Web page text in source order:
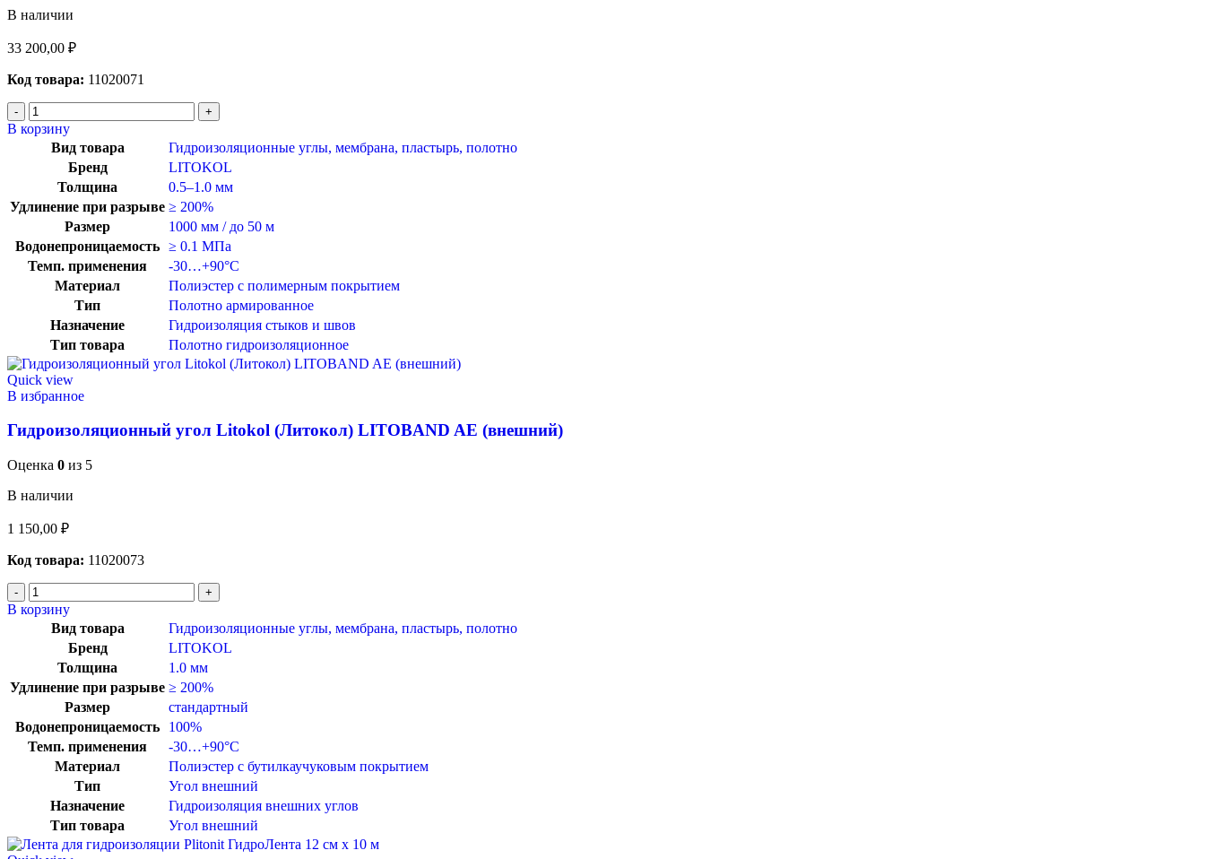
В наличии
33 200,00 ₽
Код товара: 11020071
В корзину
Вид товара
Гидроизоляционные углы, мембрана, пластырь, полотно
Бренд
LITOKOL
Толщина
0.5–1.0 мм
Удлинение при разрыве ≥ 200%
Размер
1000 мм / до 50 м
Водонепроницаемость ≥ 0.1 МПа
Темп. применения
-30…+90°C
Материал
Полиэстер с полимерным покрытием
Тип
Полотно армированное
Назначение
Гидроизоляция стыков и швов
Тип товара
Полотно гидроизоляционное
Quick view
В избранное
Гидроизоляционный угол Litokol (Литокол) LITOBAND AE (внешний)
Оценка 0 из 5
В наличии
1 150,00 ₽
Код товара: 11020073
В корзину
Вид товара
Гидроизоляционные углы, мембрана, пластырь, полотно
Бренд
LITOKOL
Толщина
1.0 мм
Удлинение при разрыве ≥ 200%
Размер
стандартный
Водонепроницаемость
100%
Темп. применения
-30…+90°C
Материал
Полиэстер с бутилкаучуковым покрытием
Тип
Угол внешний
Назначение
Гидроизоляция внешних углов
Тип товара
Угол внешний